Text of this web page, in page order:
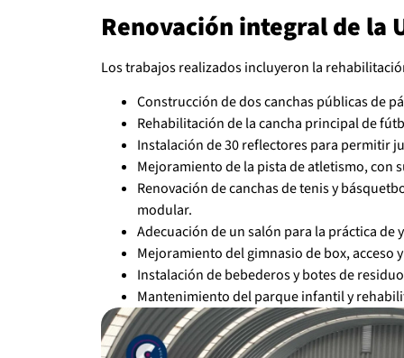
Renovación integral de la
Los trabajos realizados incluyeron la
Construcción de dos canchas públicas de
Rehabilitación de la cancha principal de
Instalación de 30 reflectores para permitir
Mejoramiento de la pista de atletismo, con
Renovación de canchas de tenis y
modular.
Adecuación de un salón para la práctica de
Mejoramiento del gimnasio de box, acceso
Instalación de bebederos y botes de
Mantenimiento del parque infantil y